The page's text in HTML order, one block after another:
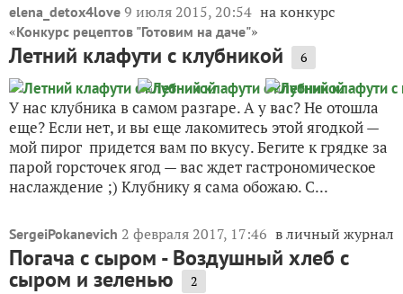
elena_detox4love 9 июля 2015, 20:54 на конкурс
«Конкурс рецептов "Готовим на даче"»
Летний клафути с клубникой 6
У нас клубника в самом разгаре. А у вас? Не отошла
еще? Если нет, и вы еще лакомитесь этой ягодкой —
мой пирог придется вам по вкусу. Бегите к грядке за
парой горсточек ягод — вас ждет гастрономическое
наслаждение ;) Клубнику я сама обожаю. С...
SergeiPokanevich 2 февраля 2017, 17:46 в личный журнал
Погача с сыром - Воздушный хлеб с
сыром и зеленью 2